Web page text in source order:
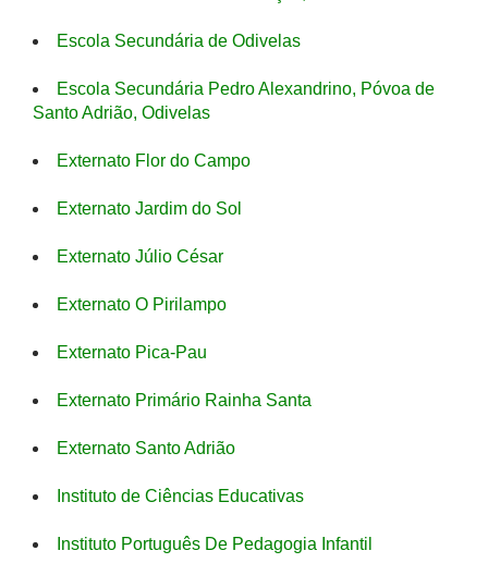
Escola Secundária de Odivelas
Escola Secundária Pedro Alexandrino, Póvoa de
Santo Adrião, Odivelas
Externato Flor do Campo
Externato Jardim do Sol
Externato Júlio César
Externato O Pirilampo
Externato Pica-Pau
Externato Primário Rainha Santa
Externato Santo Adrião
Instituto de Ciências Educativas
Instituto Português De Pedagogia Infantil